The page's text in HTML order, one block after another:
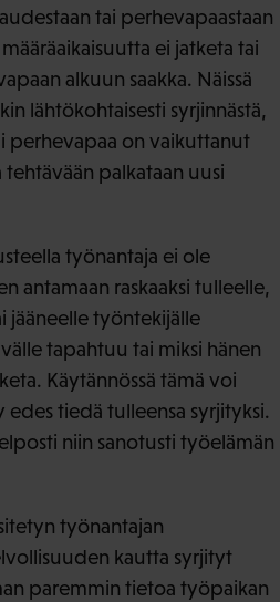
tai perhevapaastaan
ei jatketa tai
alkuun saakka. Näissä
lähtökohtaisesti syrjinnästä,
perhevapaa on vaikuttanut
palkataan uusi
työnantaja ei ole
antamaan raskaaksi tulleelle,
jääneelle työntekijälle
tapahtuu tai miksi hänen
Käytännössä tämä voi
edes tiedä tulleensa syrjityksi.
niin sanotusti työelämän
työnantajan
kautta syrjityt
paremmin tietoa työpaikan